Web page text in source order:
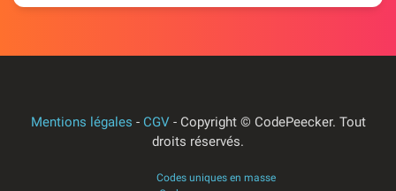
Mentions légales - CGV- Copyright © CodePeecker. Tout
droits réservés.
Codes uniques en masse